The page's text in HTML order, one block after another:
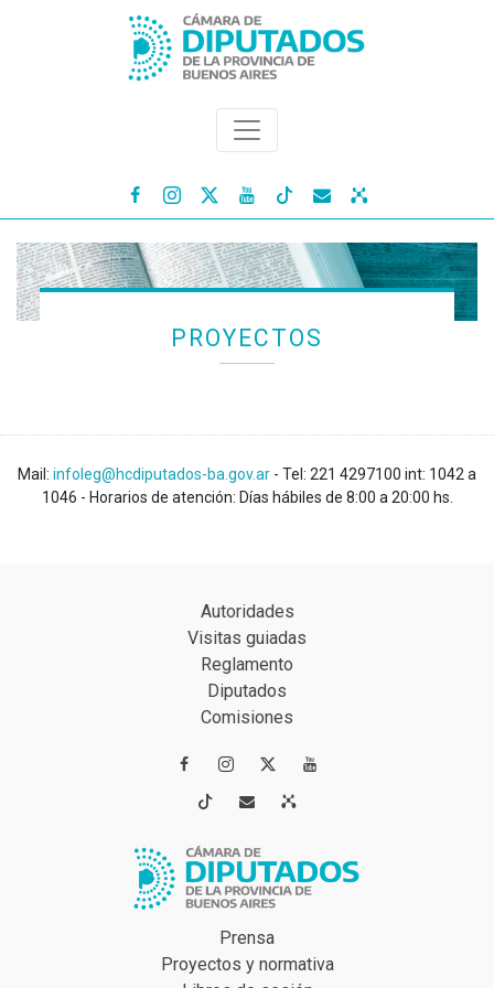
   
PROYECTOS
Mail: infoleg@hcdiputados-ba.gov.ar - Tel: 221 4297100 int: 1042 a
1046 - Horarios de atención: Días hábiles de 8:00 a 20:00 hs.
Autoridades
Visitas guiadas
Reglamento
Diputados
Comisiones
 
 
Prensa
Proyectos y normativa